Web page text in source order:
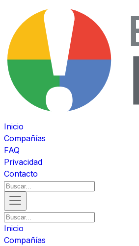
Inicio
Compañías
FAQ
Privacidad
Contacto
Inicio
Compañías